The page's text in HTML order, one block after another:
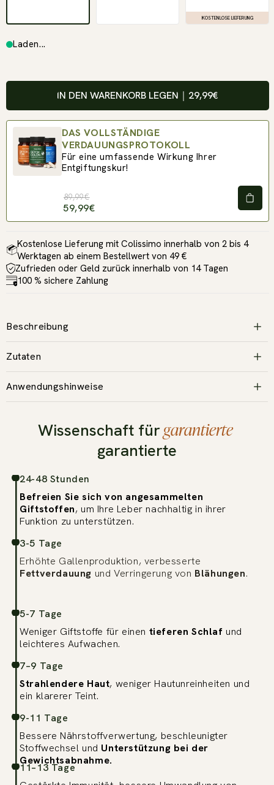
KOSTENLOSE LIEFERUNG
Laden...
IN DEN WARENKORB LEGEN ｜ 29,99€
DAS VOLLSTÄNDIGE
VERDAUUNGSPROTOKOLL
Für eine umfassende Wirkung Ihrer
Entgiftungskur!
89,99€
59,99€
Kostenlose Lieferung mit Colissimo innerhalb von 2 bis 4
Werktagen ab einem Bestellwert von 49 €
Zufrieden oder Geld zurück innerhalb von 14 Tagen
100 % sichere Zahlung
Beschreibung
Zutaten
Anwendungshinweise
Wissenschaft fürgarantierte
garantierte
24-48 Stunden
Befreien Sie sich von angesammelten
Giftstoffen, um Ihre Leber nachhaltig in ihrer
Funktion zu unterstützen.
3-5 Tage
Erhöhte Gallenproduktion, verbesserte
Fettverdauung und Verringerung von Blähungen.
5-7 Tage
Weniger Giftstoffe für einen tieferen Schlaf und
leichteres Aufwachen.
7–9 Tage
Strahlendere Haut, weniger Hautunreinheiten und
ein klarerer Teint.
9-11 Tage
Bessere Nährstoffverwertung, beschleunigter
Stoffwechsel und Unterstützung bei der
Gewichtsabnahme.
11–13 Tage